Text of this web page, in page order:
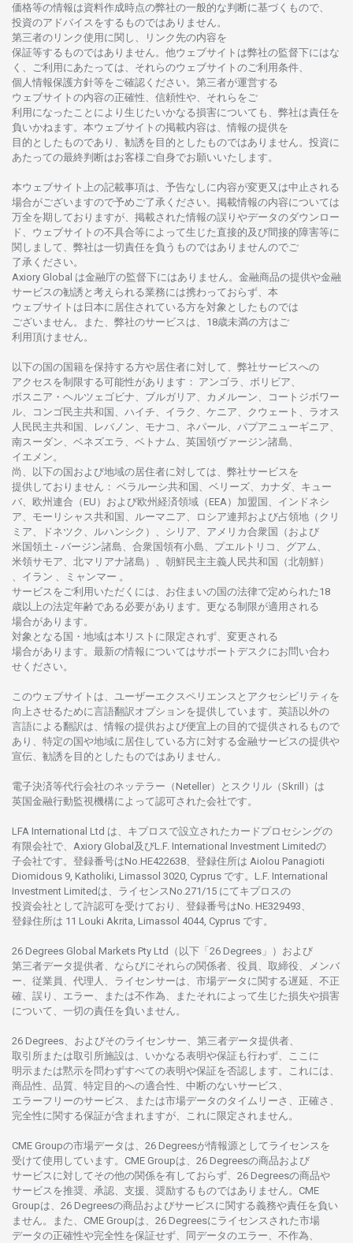
価格等の情報は資料作成時点の弊社の一般的な判断に基づくもので、
投資のアドバイスをするものではありません。
第三者の リンク使用に関し、 リンク先の内容を
保証等するものではありません。 他ウェブサイトは弊社の監督下にはな
く、
ご利用に あたっては、 それらのウェブサイトの ご利用条件、
個人情報保護方針等を ご確認ください。 第三者が運営する
ウェブサイトの内容の正確性、信頼性や、それらをご
利用になったことにより 生じたいかなる損害についても、 弊社は責任を
負いかね ます。 本ウェブサイトの掲載内容は、 情報の提供を
目的としたものであり、 勧誘を 目的としたものではありません。 投資に
あたっての最終判断はお客様ご自身でお願いいたします。
本ウェブサイト 上の記載事項は、 予告なしに 内容が変更又は中止さ れる
場合がございますので予めご了承ください。 掲載情報の内容については
万全を期しておりますが、 掲載さ れた情報の誤りやデータのダウンロー
ド、 ウェブサイトの不具合等に よって生じた 直接的及び間接的障害等に
関し まして、 弊社は一切責任を負うものではありませんのでご
了承ください。
Axiory Global は金融庁の監督下にはありません。 金融商品の提供や金融
サービスの勧誘と 考えられる業務には携わっておらず、 本
ウェブサイトは 日本に 居住さ れている方を対象としたものでは
ございません。
また、 弊社のサービスは、18歳未満の方は ご
利用頂けません 。
以下の国の国籍を保持する方や居住者に対して、 弊社サービスへの
アクセスを制限する可能性があります ： アンゴラ、ボリビア、
ボスニア ・ ヘルツェゴビナ、ブルガリア、カメルーン、コートジボワー
ル、
コンゴ民主共和国、ハイチ、イラク、ケニア、クウェート、 ラオス
人民民主共和国、レバノン、モナコ、ネパール、パプアニューギニア、
南スーダン、ベネズエラ、ベトナム、 英国領ヴァージン諸島、
イエメン。
尚、 以下の国および地域の居住者に対しては、 弊社サービスを
提供しておりません ： ベラルーシ共和国、ベリーズ、カナダ、キュー
バ、 欧州連合 （EU） および欧州経済領域 （EEA）加盟国、インドネシ
ア、 モーリシャス共和国、ルーマニア、 ロシア連邦および占領地 （クリ
ミア、ドネツク、ルハンシク）、シリア、 アメリカ合衆国 （および
米国領土 - バージン諸島、合衆国領有小島、プエルトリコ、グアム、
米領サモア、 北マリアナ諸島）、 朝鮮民主主義人民共和国 （北朝鮮）
、イラン 、ミャンマー 。
サービスを ご利用いただくには、お住まいの国の法律で定められた 18
歳以上の法定年齢である必要があります。 更なる制限が適用さ れる
場合があります。
対象となる国 ・ 地域は本 リストに限定さ れず、 変更さ れる
場合があります。 最新の情報についてはサポートデスクに お問い合わ
せくださ い。
このウェブサイトは、 ユーザーエクスペリエンスと アクセシビリティを
向上さ せるために言語翻訳オプションを提供しています。 英語以外の
言語に よる翻訳は、 情報の提供および便宜上の目的で提供さ れるもので
あり、 特定の国や地域に 居住している方に対する金融サービスの提供や
宣伝、 勧誘を 目的としたものではありません。
電子決済等代行会社のネッテラー （Neteller）と スクリル （Skrill）は
英国金融行動監視機構に よって認可さ れた会社です。
LFA International Ltd は、 キプロスで設立さ れた カードプロセシングの
有限会社で、Axiory Global及びL.F. International Investment Limitedの
子会社です。 登録番号はNo.HE422638、 登録住所は Aiolou Panagioti
Diomidous 9, Katholiki, Limassol 3020, Cyprus です。L.F. International
Investment Limitedは、 ライセンスNo.271/15 にてキプロスの
投資会社として許認可を受けており、 登録番号はNo. HE329493、
登録住所は 11 Louki Akrita, Limassol 4044, Cyprus です。
26 Degrees Global Markets Pty Ltd（以下「26 Degrees」） および
第三者データ提供者、ならびにそれらの関係者、役員、取締役、メンバ
ー、従業員、代理人、ライセンサーは、 市場データに関する遅延、不正
確、誤り、エラー、
または不作為、 またそれに よって生じた損失や損害
について、 一切の責任を負いません。
26 Degrees、 およびそのライセンサー、 第三者データ提供者、
取引所または取引所施設は、いかなる表明や保証も行わず、
ここに
明示または黙示を問わずすべての表明や保証を否認し ます。
これには、
商品性、品質、 特定目的への適合性、 中断のないサービス、
エラーフリーのサービス、 または市場データのタイムリーさ、正確さ、
完全性に関する保証が含まれますが、これに限定さ れません。
CME Groupの市場データは、26 Degreesが情報源としてライセンスを
受けて使用しています。 CME Groupは、26 Degreesの商品および
サービスに対してその他の関係を有しておらず、26 Degreesの商品や
サービスを推奨、承認、支援、 奨励するものではありません。 CME
Groupは、26 Degreesの商品およびサービスに関する義務や責任を負い
ません。また、CME Groupは、26 Degreesに ライセンスさ れた市場
データの正確性や完全性を保証せず、 同データのエラー、不作為、